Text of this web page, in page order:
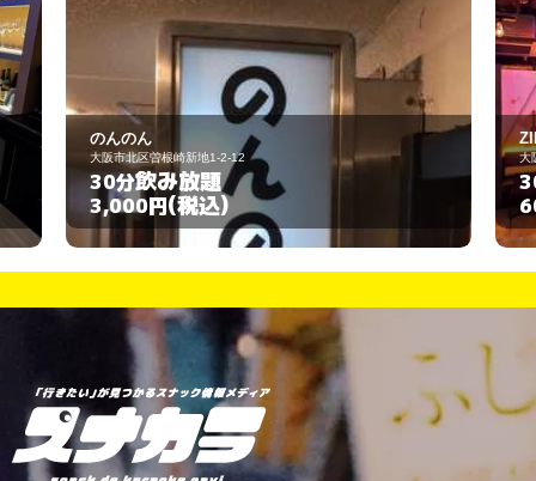
ZINO 北新地
大阪市北区曽根崎新地1-1-41
30分飲み放題
600円(税込)